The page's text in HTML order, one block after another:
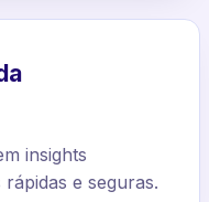
insights
e seguras.